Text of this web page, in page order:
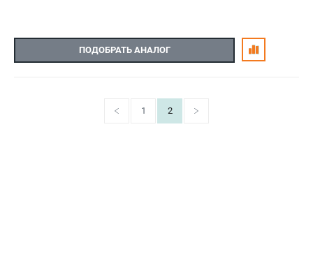
ПОДОБРАТЬ АНАЛОГ
1 2